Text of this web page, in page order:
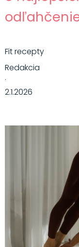
Fit recepty
Redakcia
·
2.1.2026